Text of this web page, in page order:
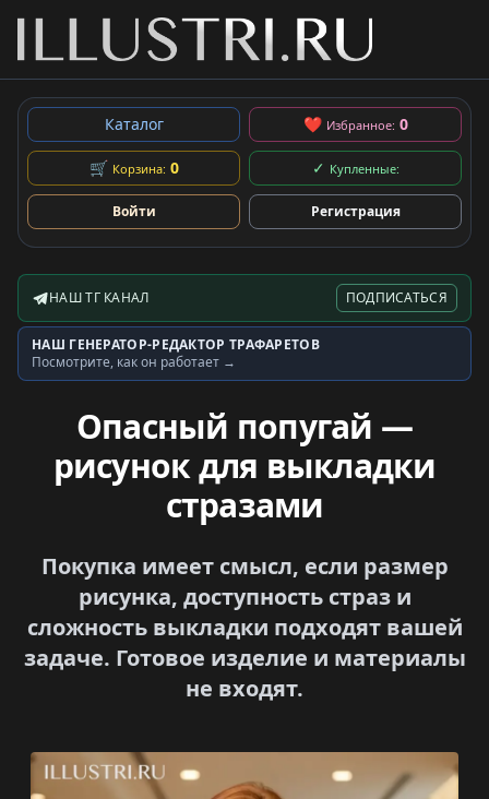
Каталог ❤ Избранное: 0
🛒 Корзина: 0 ✓ Купленные:
Войти Регистрация
Telegram-канал
НАШ ТГ КАНАЛ ПОДПИСАТЬСЯ
Генератор трафаретов
НАШ ГЕНЕРАТОР-РЕДАКТОР ТРАФАРЕТОВ
Посмотрите, как он работает →
Опасный попугай —
рисунок для выкладки
стразами
Покупка имеет смысл, если размер
рисунка, доступность страз и
сложность выкладки подходят вашей
задаче. Готовое изделие и материалы
не входят.